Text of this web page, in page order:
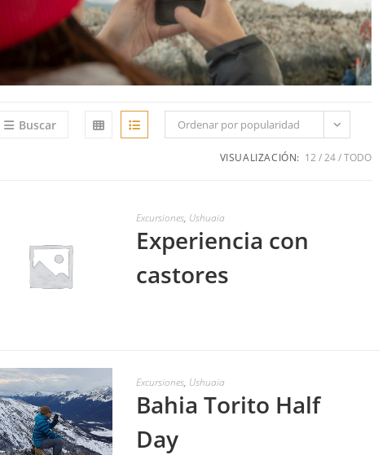
Buscar Ordenar por popularidad
VISUALIZACIÓN: 12 24 TODO
Excursiones, Ushuaia
Experiencia con
castores
Excursiones, Ushuaia
Bahia Torito Half
Day